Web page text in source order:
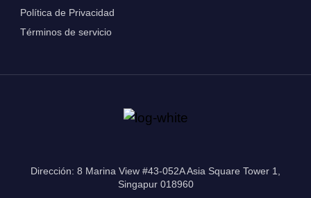
Política de Privacidad
Términos de servicio
Dirección: 8 Marina View #43-052A Asia Square Tower 1,
Singapur 018960